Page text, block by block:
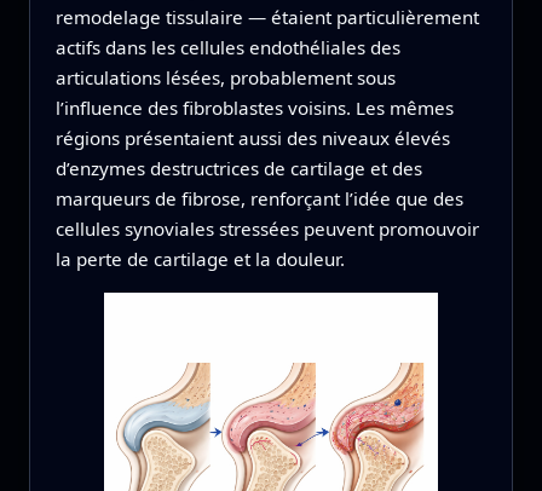
remodelage tissulaire — étaient particulièrement
actifs dans les cellules endothéliales des
articulations lésées, probablement sous
l’influence des fibroblastes voisins. Les mêmes
régions présentaient aussi des niveaux élevés
d’enzymes destructrices de cartilage et des
marqueurs de fibrose, renforçant l’idée que des
cellules synoviales stressées peuvent promouvoir
la perte de cartilage et la douleur.